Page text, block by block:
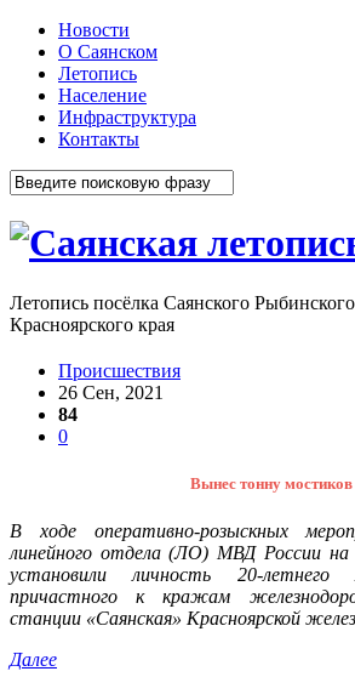
Новости
О Саянском
Летопись
Население
Инфраструктура
Контакты
Летопись посёлка Саянского
Красноярского края
Происшествия
26 Сен, 2021
84
0
Вынес тонну мостиков
В ходе оперативно-розыскных
линейного отдела (ЛО) МВД России на
установили личность 20-летнего
причастного к кражам
станции «Саянская» Красноярской
Далее